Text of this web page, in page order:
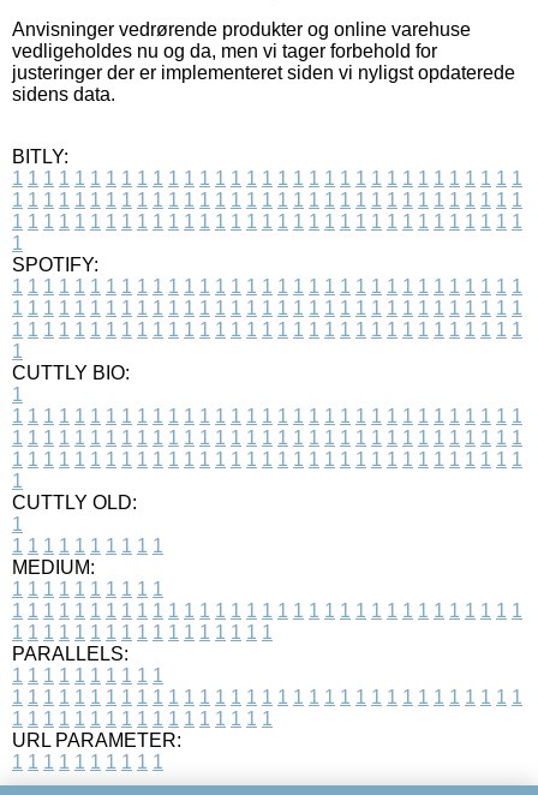
Anvisninger vedrørende produkter og online varehuse
vedligeholdes nu og da, men vi tager forbehold for
justeringer der er implementeret siden vi nyligst opdaterede
sidens data.
BITLY:
1 1 1 1 1 1 1 1 1 1 1 1 1 1 1 1 1 1 1 1 1 1 1 1 1 1 1 1 1 1 1 1 1
1 1 1 1 1 1 1 1 1 1 1 1 1 1 1 1 1 1 1 1 1 1 1 1 1 1 1 1 1 1 1 1 1
1 1 1 1 1 1 1 1 1 1 1 1 1 1 1 1 1 1 1 1 1 1 1 1 1 1 1 1 1 1 1 1 1
1
SPOTIFY:
1 1 1 1 1 1 1 1 1 1 1 1 1 1 1 1 1 1 1 1 1 1 1 1 1 1 1 1 1 1 1 1 1
1 1 1 1 1 1 1 1 1 1 1 1 1 1 1 1 1 1 1 1 1 1 1 1 1 1 1 1 1 1 1 1 1
1 1 1 1 1 1 1 1 1 1 1 1 1 1 1 1 1 1 1 1 1 1 1 1 1 1 1 1 1 1 1 1 1
1
CUTTLY BIO:
1
1 1 1 1 1 1 1 1 1 1 1 1 1 1 1 1 1 1 1 1 1 1 1 1 1 1 1 1 1 1 1 1 1
1 1 1 1 1 1 1 1 1 1 1 1 1 1 1 1 1 1 1 1 1 1 1 1 1 1 1 1 1 1 1 1 1
1 1 1 1 1 1 1 1 1 1 1 1 1 1 1 1 1 1 1 1 1 1 1 1 1 1 1 1 1 1 1 1 1
1
CUTTLY OLD:
1
1 1 1 1 1 1 1 1 1 1
MEDIUM:
1 1 1 1 1 1 1 1 1 1
1 1 1 1 1 1 1 1 1 1 1 1 1 1 1 1 1 1 1 1 1 1 1 1 1 1 1 1 1 1 1 1 1
1 1 1 1 1 1 1 1 1 1 1 1 1 1 1 1 1
PARALLELS:
1 1 1 1 1 1 1 1 1 1
1 1 1 1 1 1 1 1 1 1 1 1 1 1 1 1 1 1 1 1 1 1 1 1 1 1 1 1 1 1 1 1 1
1 1 1 1 1 1 1 1 1 1 1 1 1 1 1 1 1
URL PARAMETER:
1 1 1 1 1 1 1 1 1 1